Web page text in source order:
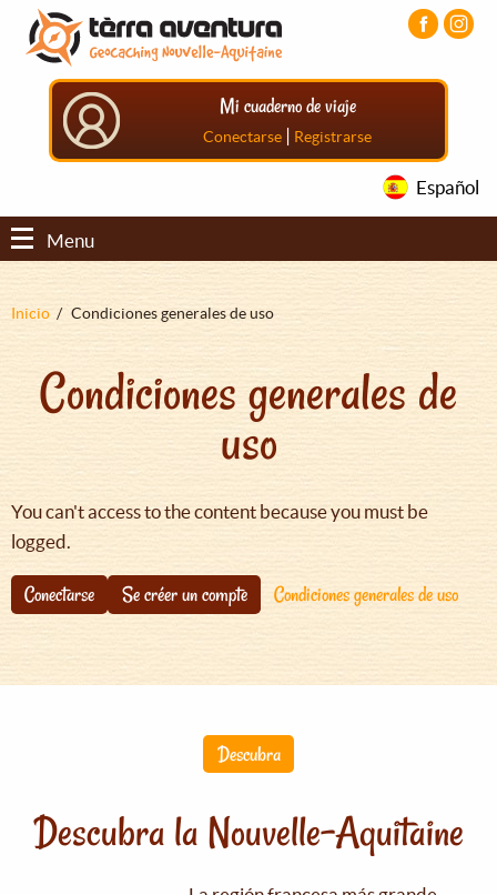
Pasar
contenido
principal
Pasar
menú
principal
Pasar
principal
Mi cuaderno de viaje
Conectarse | Registrarse
Español
Menu
Sobrescribir
ayuda
navegación
Inicio Condiciones generales de uso
Condiciones generales de
uso
You can't access to the content because you must be
logged.
Conectarse Se créer un compte Condiciones generales de uso
Descubra
Descubra la Nouvelle-Aquitaine